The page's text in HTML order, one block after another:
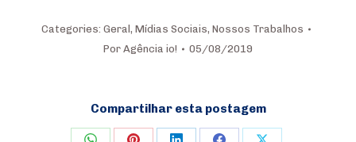
Categories: Geral , Mídias Sociais, Nossos Trabalhos
Por Agência io! 05/08/2019
Compartilhar esta postagem